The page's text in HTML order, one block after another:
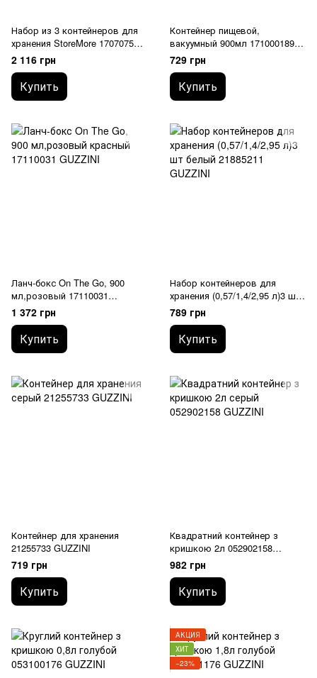
Набор из 3 контейнеров для
хранения StoreMore 17070752
GUZZINI
2 116 грн
Купить
Контейнер пищевой,
вакуумный 900мл 171000189
GUZZINI
729 грн
Купить
Ланч-бокс On The Go, 900
мл,розовый 17110031
GUZZINI
1 372 грн
Купить
Набор контейнеров для
хранения (0,57/1,4/2,95 л)3 шт
21885211 GUZZINI
789 грн
Купить
Контейнер для хранения
21255733 GUZZINI
719 грн
Купить
Квадратний контейнер з
кришкою 2л 052902158
GUZZINI
982 грн
Купить
АКЦИЯ
ХИТ
−23%